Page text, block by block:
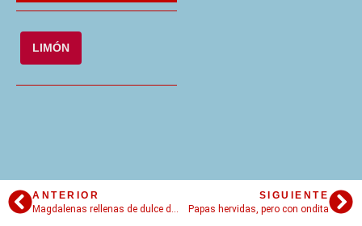
LIMÓN
ANTERIOR
Magdalenas rellenas de dulce de leche: Liga Anti Cupcakes
SIGUIENTE
Papas hervidas, pero con ondita